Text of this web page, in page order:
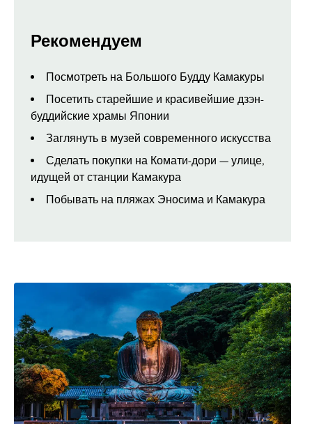
Рекомендуем
Посмотреть на Большого Будду Камакуры
Посетить старейшие и красивейшие дзэн-
буддийские храмы Японии
Заглянуть в музей современного искусства
Сделать покупки на Комати-дори — улице,
идущей от станции Камакура
Побывать на пляжах Эносима и Камакура